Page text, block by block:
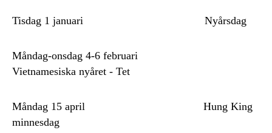
Tisdag 1 januari Nyårsdag
Måndag-onsdag 4-6 februari
Vietnamesiska nyåret - Tet
Måndag 15 april
Hung King
minnesdag